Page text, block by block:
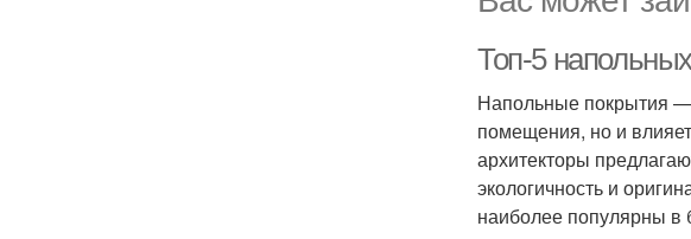
Топ-5
Напольные покрытия —
помещения, но и
архитекторы
экологичность и
наиболее популярны